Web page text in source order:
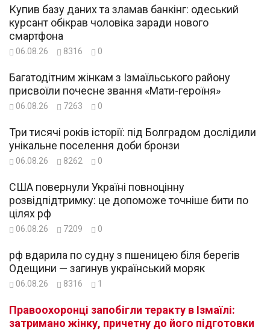
Купив базу даних та зламав банкінг: одеський
курсант обікрав чоловіка заради нового
смартфона
06.08.26 8316 0
Багатодітним жінкам з Ізмаїльського району
присвоїли почесне звання «Мати-героїня»
06.08.26 7263 0
Три тисячі років історії: під Болградом дослідили
унікальне поселення доби бронзи
06.08.26 8262 0
США повернули Україні повноцінну
розвідпідтримку: це допоможе точніше бити по
цілях рф
06.08.26 7209 0
рф вдарила по судну з пшеницею біля берегів
Одещини — загинув український моряк
06.08.26 8316 1
Правоохоронці запобігли теракту в Ізмаїлі:
затримано жінку, причетну до його підготовки